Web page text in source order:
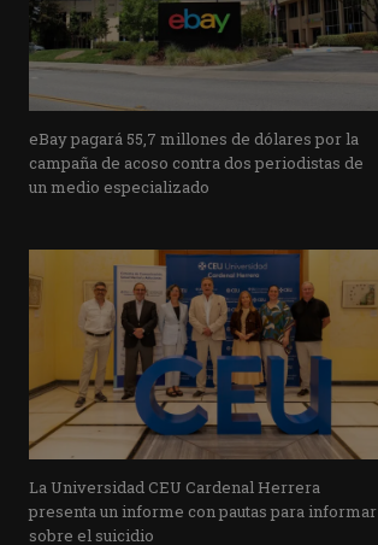
eBay pagará 55,7 millones de dólares por la
campaña de acoso contra dos periodistas de
un medio especializado
La Universidad CEU Cardenal Herrera
presenta un informe con pautas para informar
sobre el suicidio